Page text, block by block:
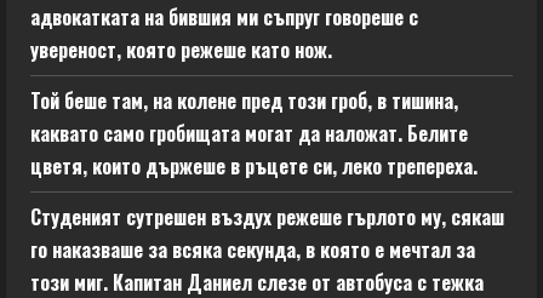
адвокатката на бившия ми съпруг говореше с
увереност, която режеше като нож.
Той беше там, на колене пред този гроб, в тишина,
каквато само гробищата могат да наложат. Белите
цветя, които държеше в ръцете си, леко трепереха.
Студеният сутрешен въздух режеше гърлото му, сякаш
го наказваше за всяка секунда, в която е мечтал за
този миг. Капитан Даниел слезе от автобуса с тежка